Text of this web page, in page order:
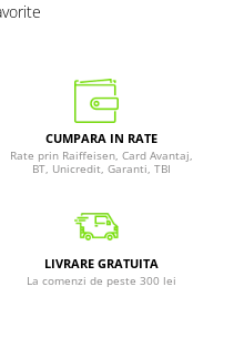
CUMPARA IN RATE
Rate prin Raiffeisen, Card Avantaj,
BT, Unicredit, Garanti, TBI
LIVRARE GRATUITA
La comenzi de peste 300 lei